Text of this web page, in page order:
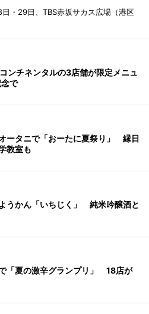
・29日、TBS赤坂サカス広場（港区
ンチネンタルの3店舗が限定メニュ
で
ータニで「おーたに夏祭り」 縁日
教室も
うかん「いちじく」 純米吟醸酒と
「夏の激辛グランプリ」 18店が